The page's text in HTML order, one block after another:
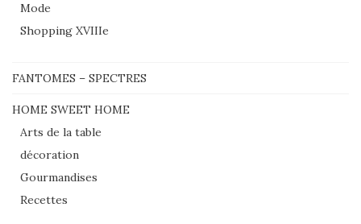
Mode
Shopping XVIIIe
FANTOMES – SPECTRES
HOME SWEET HOME
Arts de la table
décoration
Gourmandises
Recettes